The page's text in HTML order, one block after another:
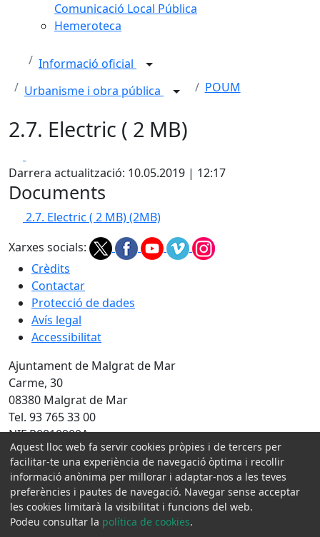
Comunicació Local Pública
Hemeroteca
Informació oficial
Urbanisme i obra pública
POUM
2.7. Electric ( 2 MB)
Darrera actualització: 10.05.2019 | 12:17
Documents
2.7. Electric ( 2 MB)(2MB)
Xarxes socials:
Crèdits
Contactar
Protecció de dades
Avís legal
Accessibilitat
Ajuntament de Malgrat de Mar
Carme, 30
08380 Malgrat de Mar
Tel. 93 765 33 00
NIF P0810900A
Amb la col·laboració de:
Aquest lloc web fa servir cookies pròpies i de tercers per
facilitar-te una experiència de navegació òptima i recollir
informació anònima per millorar i adaptar-nos a les teves
preferències i pautes de navegació. Navegar sense acceptar
les cookies limitarà la visibilitat i funcions del web.
Podeu consultar la política de cookies.